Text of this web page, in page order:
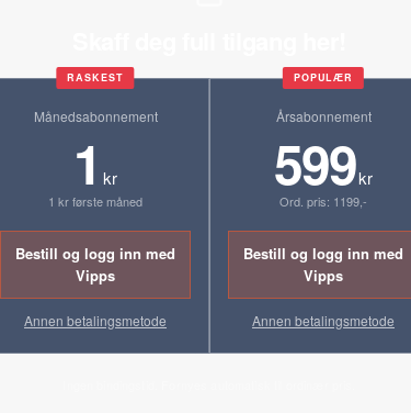
RASKEST
Månedsabonnement
1 kr
1 kr første måned
Bestill og logg inn med
Vipps
Annen betalingsmetode
POPULÆR
Årsabonnement
599kr
Ord. pris: 1199,-
Bestill og logg inn med
Vipps
Annen betalingsmetode